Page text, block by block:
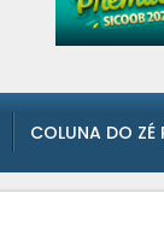
COLUNA DO ZÉ